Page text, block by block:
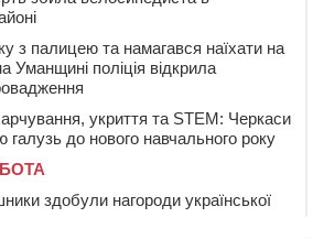
з палицею та намагався наїхати на
Уманщині поліція відкрила
укриття та STEM: Черкаси
галузь до нового навчального року
здобули нагороди української